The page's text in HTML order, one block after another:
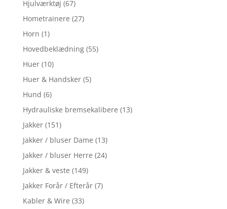
Hjulværktøj (67)
Hometrainere (27)
Horn (1)
Hovedbeklædning (55)
Huer (10)
Huer & Handsker (5)
Hund (6)
Hydrauliske bremsekalibere (13)
Jakker (151)
Jakker / bluser Dame (13)
Jakker / bluser Herre (24)
Jakker & veste (149)
Jakker Forår / Efterår (7)
Kabler & Wire (33)